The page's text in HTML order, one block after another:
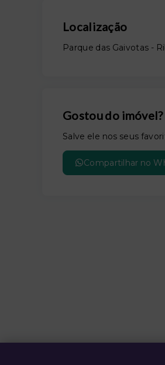
Localização
Parque das Gaivotas -
Gostou do imóvel?
Salve ele nos seus
Compartilhar no